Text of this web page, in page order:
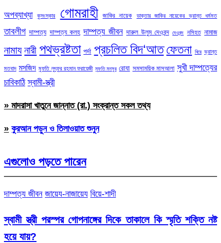
অপব্যাখ্যা কুসংস্কার গোমরাহী জাকির নায়েক ডাক্তার জাকির নায়েকের ভ্রান্ত ধর্মমত
তাবলীগ দাম্পত্য দাম্পত্য কলহ দাম্পত্য জীবন দারুল উলুম দেওবন্দ দেওবন্দ নসিহত নামাজ
নামায নারী পথভ্রষ্টতা পর্দা প্রচলিত বিদ‘আত ফেতনা বিয়ে ভ্রান্ত
মতবাদ মসজিদ মুফতি লুৎফুর রহমান ফরায়েজী মুফতি মনসুর রোযা সমসাময়িক মাসআলা সুখী দাম্পত্যের
চাবিকাঠি স্বামী-স্ত্রী
» মাদরাসা খাতুনে জান্নাত (রা.) সংক্রান্ত সকল তথ্য
» কুরআন পড়ুন ও তিলাওয়াত শুনুন
এগুলোও পড়তে পারেন
দাম্পত্য জীবন জায়েয-নাজায়েয বিয়ে-শাদী
স্বামী স্ত্রী পরস্পর গোপনাঙ্গের দিকে তাকালে কি স্মৃতি শক্তি নষ্ট
হয়ে যায়?